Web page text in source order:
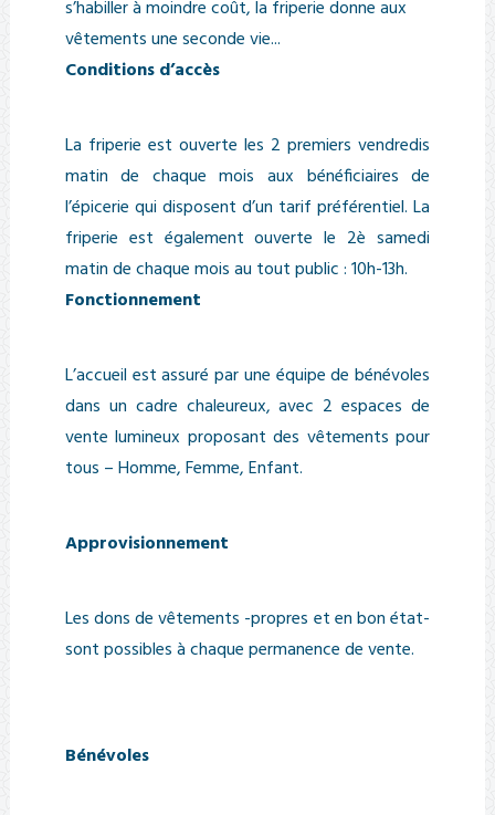
s’habiller à moindre coût, la friperie donne aux
vêtements une seconde vie...
Conditions d’accès
La friperie est ouverte les 2 premiers vendredis
matin de chaque mois aux bénéficiaires de
l’épicerie qui disposent d’un tarif préférentiel. La
friperie est également ouverte le 2è samedi
matin de chaque mois au tout public : 10h-13h.
Fonctionnement
L’accueil est assuré par une équipe de bénévoles
dans un cadre chaleureux, avec 2 espaces de
vente lumineux proposant des vêtements pour
tous – Homme, Femme, Enfant.
Approvisionnement
Les dons de vêtements -propres et en bon état-
sont possibles à chaque permanence de vente.
Bénévoles